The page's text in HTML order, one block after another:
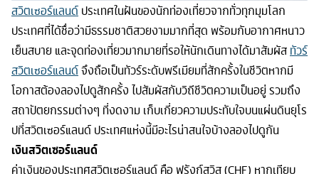
สวิตเซอร์แลนด์ประเทศในฝันของนักท่องเที่ยวจากทั่วทุกมุมโลก
ประเทศที่ได้ชื่อว่ามีธรรมชาติสวยงามมากที่สุด พร้อมกับอากาศหนาว
เย็นสบาย และจุดท่องเที่ยวมากมายที่รอให้นักเดินทางได้มาสัมผัสทัวร์
สวิตเซอร์แลนด์จึงถือเป็นทัวร์ระดับพรีเมียมที่สักครั้งในชีวิตหากมี
โอกาสต้องลองไปดูสักครั้ง ไปสัมผัสกับวิถีชีวิตความเป็นอยู่ รวมถึง
สถาปัตยกรรมต่างๆ ที่งดงาม เก็บเกี่ยวความประทับใจบนแผ่นดินยุโร
ปที่สวิตเซอร์แลนด์ ประเทศแห่งนี้มีอะไรน่าสนใจบ้างลองไปดูกัน
เงินสวิตเซอร์แลนด์
ค่าเงินของประเทศสวิตเซอร์แลนด์ คือ ฟรังก์สวิส (CHF) หากเทียบ